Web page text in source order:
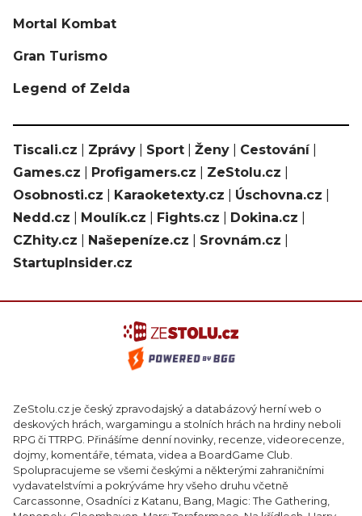
Mortal Kombat
Gran Turismo
Legend of Zelda
Tiscali.cz Zprávy Sport Ženy Cestování|
Games.cz
Profigamers.cz ZeStolu.cz
Osobnosti.cz
Karaoketexty.cz Úschovna.cz
Nedd.cz
Moulík.cz Fights.cz Dokina.cz
CZhity.cz
Našepeníze.cz Srovnám.cz
StartupInsider.cz
ZeStolu.cz je český zpravodajský a databázový herní web o
deskových hrách, wargamingu a stolních hrách na hrdiny neboli
RPG či TTRPG. Přinášíme denní novinky, recenze, videorecenze,
dojmy, komentáře, témata, videa a BoardGame Club.
Spolupracujeme se všemi českými a některými zahraničními
vydavatelstvími a pokrýváme hry všeho druhu včetně
Carcassonne, Osadníci z Katanu, Bang, Magic: The Gathering,